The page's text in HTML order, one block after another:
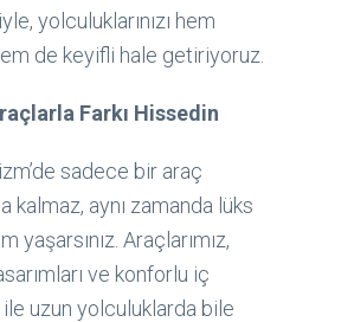
yolculuklarınızı hem
de keyifli hale getiriyoruz.
Farkı Hissedin
sadece bir araç
kalmaz, aynı zamanda lüks
yaşarsınız. Araçlarımız,
ve konforlu iç
ile uzun yolculuklarda bile